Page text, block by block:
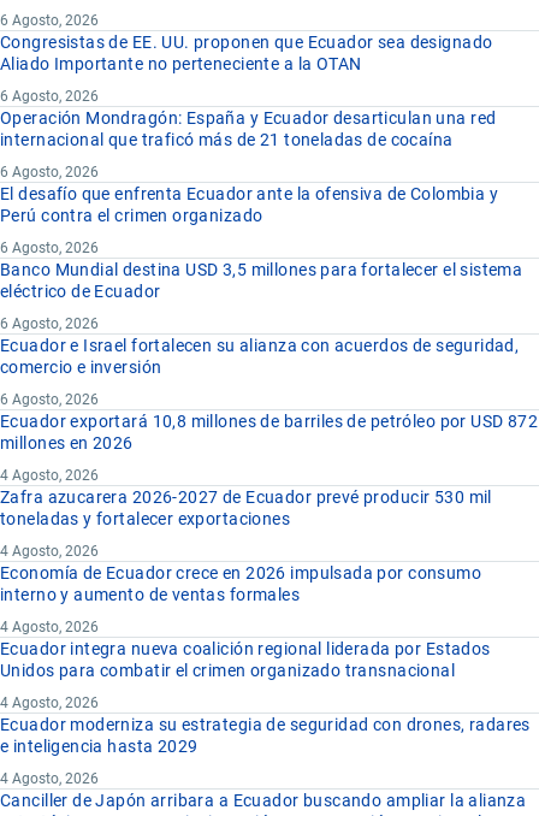
6 Agosto, 2026
Congresistas de EE. UU. proponen que Ecuador sea designado
Aliado Importante no perteneciente a la OTAN
6 Agosto, 2026
Operación Mondragón: España y Ecuador desarticulan una red
internacional que traficó más de 21 toneladas de cocaína
6 Agosto, 2026
El desafío que enfrenta Ecuador ante la ofensiva de Colombia y
Perú contra el crimen organizado
6 Agosto, 2026
Banco Mundial destina USD 3,5 millones para fortalecer el sistema
eléctrico de Ecuador
6 Agosto, 2026
Ecuador e Israel fortalecen su alianza con acuerdos de seguridad,
comercio e inversión
6 Agosto, 2026
Ecuador exportará 10,8 millones de barriles de petróleo por USD 872
millones en 2026
4 Agosto, 2026
Zafra azucarera 2026-2027 de Ecuador prevé producir 530 mil
toneladas y fortalecer exportaciones
4 Agosto, 2026
Economía de Ecuador crece en 2026 impulsada por consumo
interno y aumento de ventas formales
4 Agosto, 2026
Ecuador integra nueva coalición regional liderada por Estados
Unidos para combatir el crimen organizado transnacional
4 Agosto, 2026
Ecuador moderniza su estrategia de seguridad con drones, radares
e inteligencia hasta 2029
4 Agosto, 2026
Canciller de Japón arribara a Ecuador buscando ampliar la alianza